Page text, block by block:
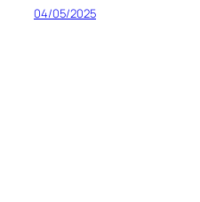
04/05/2025